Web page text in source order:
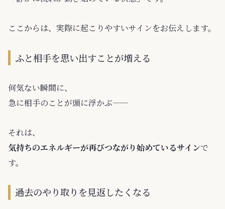
ここからは、実際に起こりやすいサインをお伝えします。
ふと相手を思い出すことが増える
何気ない瞬間に、
急に相手のことが頭に浮かぶ——
それは、
気持ちのエネルギーが再びつながり始めているサインで
す。
過去のやり取りを見返したくなる